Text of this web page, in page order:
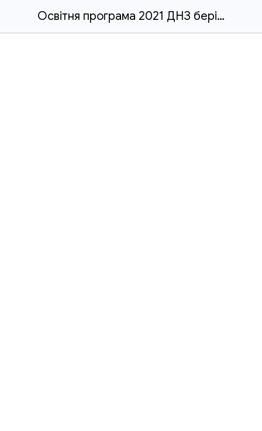
Освітня програма 2021 ДНЗ берізка.docx